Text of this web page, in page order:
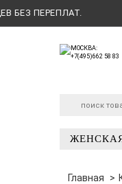
Главная